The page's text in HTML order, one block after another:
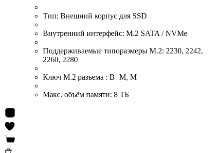
Тип: Внешний корпус для SSD
Внутренний интерфейс: M.2 SATA / NVMe
Поддерживаемые типоразмеры M.2: 2230, 2242,
2260, 2280
Ключ M.2 разъема : B+M, M
Макс. объём памяти: 8 ТБ